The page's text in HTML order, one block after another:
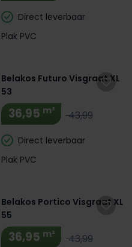
Direct leverbaar
Plak PVC
Belakos Futuro Visgraat XL
53
36,95 m² 43,99
Direct leverbaar
Plak PVC
Belakos Portico Visgraat XL
55
36,95 m² 43,99